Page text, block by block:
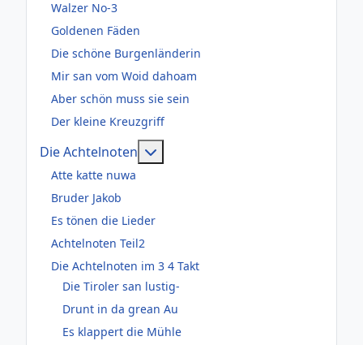
Walzer No-3
Goldenen Fäden
Die schöne Burgenländerin
Mir san vom Woid dahoam
Aber schön muss sie sein
Der kleine Kreuzgriff
Die Achtelnoten
Atte katte nuwa
Bruder Jakob
Es tönen die Lieder
Achtelnoten Teil2
Die Achtelnoten im 3 4 Takt
Die Tiroler san lustig-
Drunt in da grean Au
Es klappert die Mühle